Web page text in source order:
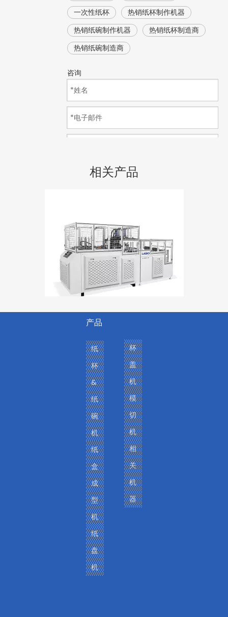
一次性纸杯
热销纸杯制作机器
热销纸碗制作机器
热销纸杯制造商
热销纸碗制造商
咨询
发送
相关产品
卷筒纸印刷模切机
产品
纸
杯
&
纸
碗
机
纸
盒
成
型
机
纸
盘
机
杯
盖
机
模
切
机
相
关
机
器